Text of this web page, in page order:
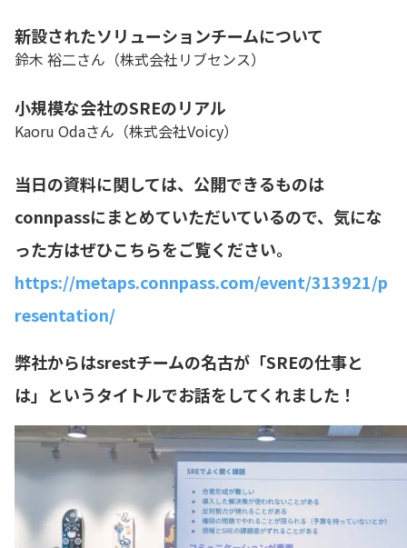
新設されたソリューションチームについて
鈴木 裕二さん（株式会社リブセンス）
小規模な会社のSREのリアル
Kaoru Odaさん（株式会社Voicy）
当日の資料に関しては、公開できるものは
connpassにまとめていただいているので、気にな
った方はぜひこちらをご覧ください。
https://metaps.connpass.com/event/313921/p
resentation/
弊社からはsrestチームの名古が「SREの仕事と
は」というタイトルでお話をしてくれました！